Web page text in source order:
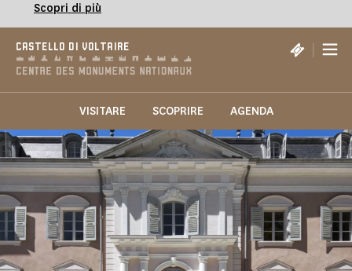
Scopri di più
CASTELLO DI VOLTAIRE |
VISITARE SCOPRIRE AGENDA